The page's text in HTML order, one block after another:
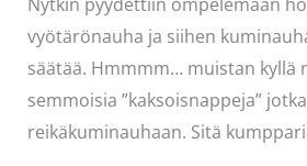
vyötärönauha ja siihen
säätää. Hmmmm… muistan kyllä
semmoisia ”kaksoisnappeja”
reikäkuminauhaan. Sitä